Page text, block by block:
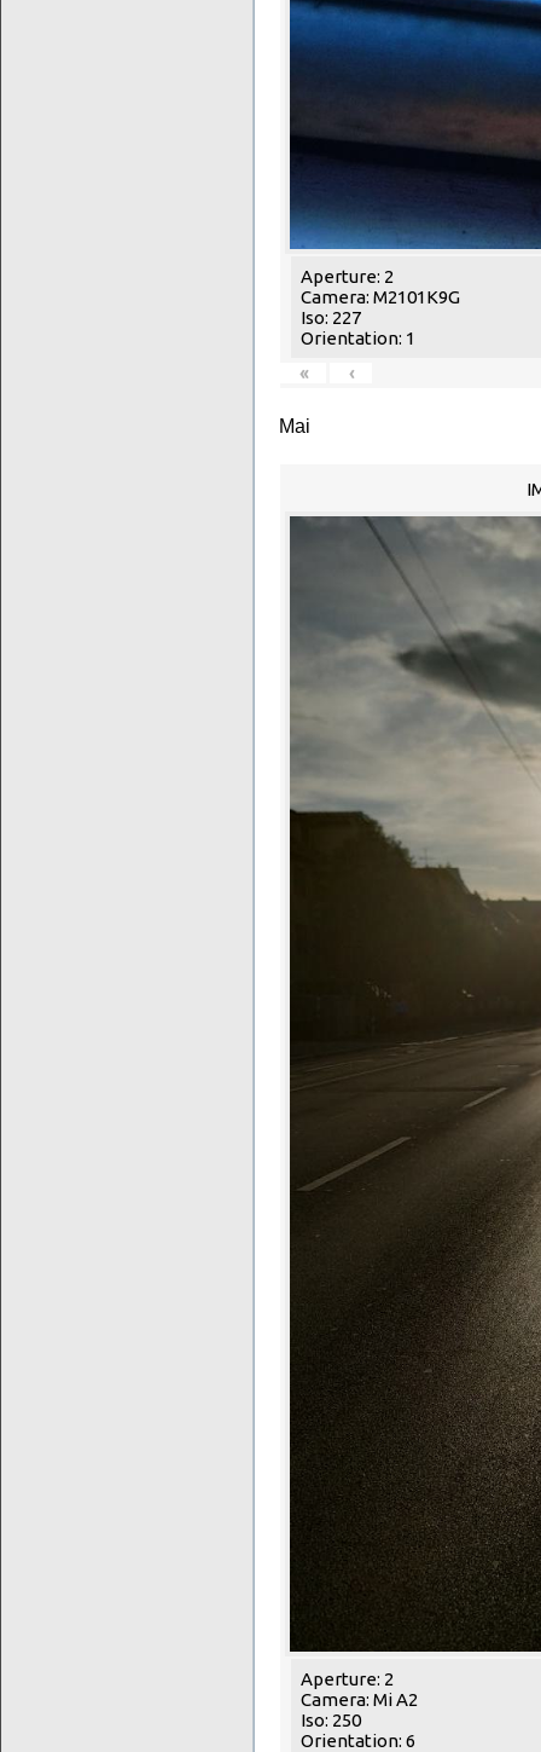
Aperture: 2
Camera: M2101K9G
Iso: 227
Orientation: 1
«
‹
Mai
Aperture: 2
Camera: Mi A2
Iso: 250
Orientation: 6